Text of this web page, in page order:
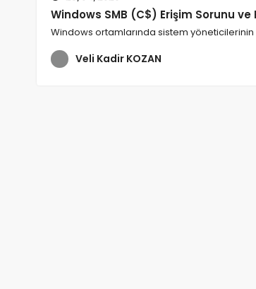
Windows SMB (C$) Erişim Sorunu ve
Windows ortamlarında sistem yöneticilerinin
Veli Kadir KOZAN